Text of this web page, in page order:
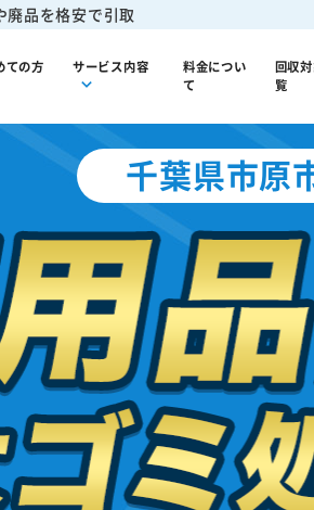
廃品を格安で引取
ての方 サービス内容
料金につい
て
回収
覧
千葉県市原